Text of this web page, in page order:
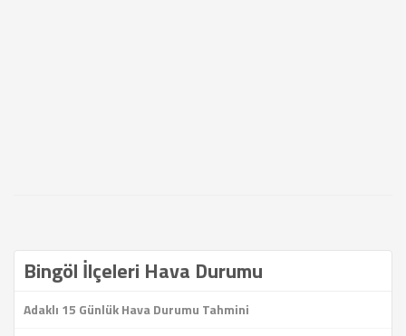
Bingöl İlçeleri Hava Durumu
Adaklı 15 Günlük Hava Durumu Tahmini